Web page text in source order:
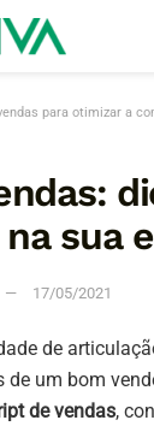
para otimizar a
sua
17/05/2021
de
um bom
de vendas,